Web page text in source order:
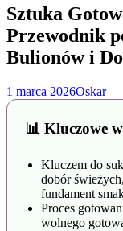
Sztuka
Przewodnik
Bulionów i
1 marca 2026Oskar
📊 Kluczowe
Kluczem do
dobór
fundament
Proces
wolnego